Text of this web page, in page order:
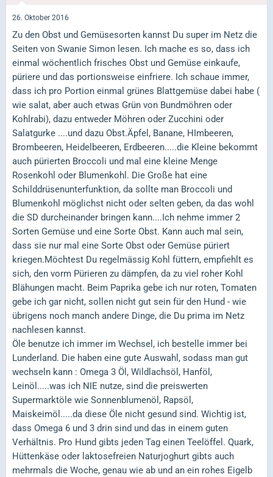
26. Oktober 2016
Zu den Obst und Gemüsesorten kannst Du super im Netz die
Seiten von Swanie Simon lesen. Ich mache es so, dass ich
einmal wöchentlich frisches Obst und Gemüse einkaufe,
püriere und das portionsweise einfriere. Ich schaue immer,
dass ich pro Portion einmal grünes Blattgemüse dabei habe (
wie salat, aber auch etwas Grün von Bundmöhren oder
Kohlrabi), dazu entweder Möhren oder Zucchini oder
Salatgurke ....und dazu Obst.Äpfel, Banane, HImbeeren,
Brombeeren, Heidelbeeren, Erdbeeren.....die Kleine bekommt
auch pürierten Broccoli und mal eine kleine Menge
Rosenkohl oder Blumenkohl. Die Große hat eine
Schilddrüsenunterfunktion, da sollte man Broccoli und
Blumenkohl möglichst nicht oder selten geben, da das wohl
die SD durcheinander bringen kann....Ich nehme immer 2
Sorten Gemüse und eine Sorte Obst. Kann auch mal sein,
dass sie nur mal eine Sorte Obst oder Gemüse püriert
kriegen.Möchtest Du regelmässig Kohl füttern, empfiehlt es
sich, den vorm Pürieren zu dämpfen, da zu viel roher Kohl
Blähungen macht. Beim Paprika gebe ich nur roten, Tomaten
gebe ich gar nicht, sollen nicht gut sein für den Hund - wie
übrigens noch manch andere Dinge, die Du prima im Netz
nachlesen kannst.
Öle benutze ich immer im Wechsel, ich bestelle immer bei
Lunderland. Die haben eine gute Auswahl, sodass man gut
wechseln kann : Omega 3 Öl, Wildlachsöl, Hanföl,
Leinöl.....was ich NIE nutze, sind die preiswerten
Supermarktöle wie Sonnenblumenöl, Rapsöl,
Maiskeimöl.....da diese Öle nicht gesund sind. Wichtig ist,
dass Omega 6 und 3 drin sind und das in einem guten
Verhältnis. Pro Hund gibts jeden Tag einen Teelöffel. Quark,
Hüttenkäse oder laktosefreien Naturjoghurt gibts auch
mehrmals die Woche, genau wie ab und an ein rohes Eigelb